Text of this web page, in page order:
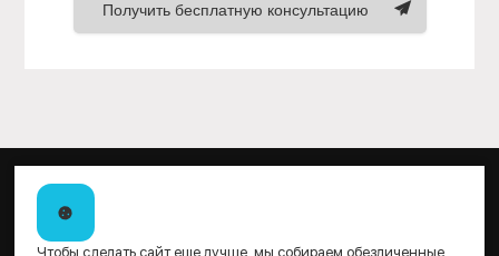
Получить бесплатную консультацию
Чтобы сделать сайт еще лучше, мы собираем обезличенные